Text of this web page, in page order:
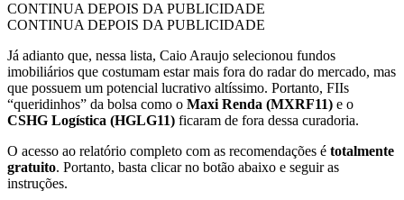
CONTINUA DEPOIS DA PUBLICIDADE
CONTINUA DEPOIS DA PUBLICIDADE
Já adianto que, nessa lista, Caio Araujo selecionou fundos
imobiliários que costumam estar mais fora do radar do mercado, mas
que possuem um potencial lucrativo altíssimo. Portanto, FIIs
“queridinhos” da bolsa como o Maxi Renda (MXRF11) e o
CSHG Logística (HGLG11) ficaram de fora dessa curadoria.
O acesso ao relatório completo com as recomendações é totalmente
gratuito. Portanto, basta clicar no botão abaixo e seguir as
instruções.